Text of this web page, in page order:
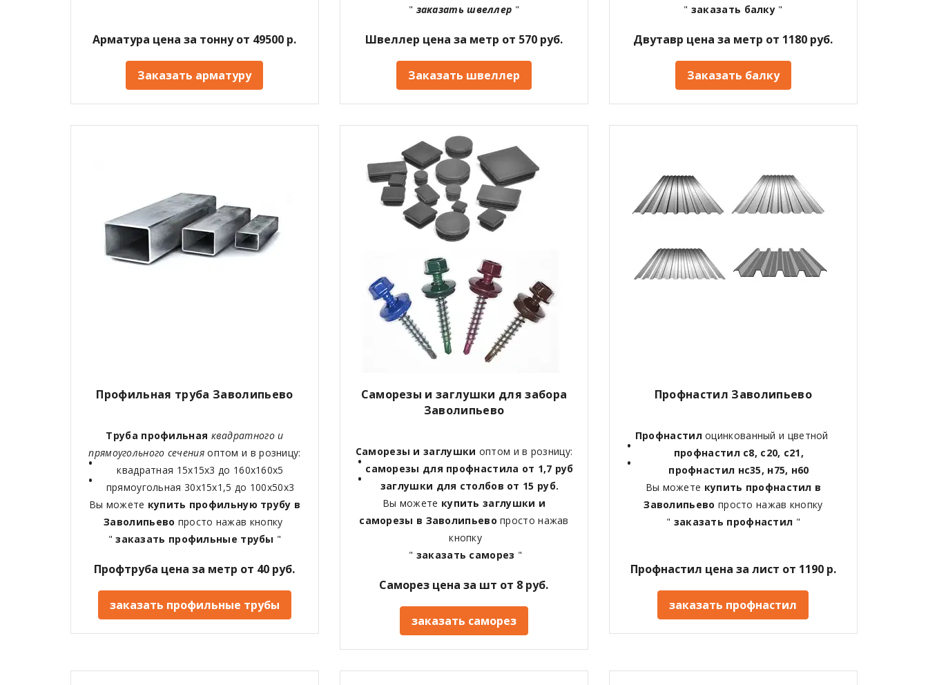
Арматура цена за тонну от 49500 р.
Заказать арматуру
" заказать швеллер "
Швеллер цена за метр от 570 руб.
Заказать швеллер
" заказать балку "
Двутавр цена за метр от 1180 руб.
Заказать балку
Профильная труба Заволипьево
Труба профильная квадратного и
прямоугольного сеченияоптом и в розницу:
квадратная 15х15х3 до 160х160х5
прямоугольная 30х15х1,5 до 100х50х3
Вы можете купить профильную трубу в
Заволипьево просто нажав кнопку
"заказать профильные трубы "
Профтруба цена за метр от 40 руб.
заказать профильные трубы
Саморезы и заглушки для забора
Заволипьево
Саморезы и заглушки оптом и в розницу:
саморезы для профнастила от 1,7 руб
заглушки для столбов от 15 руб.
Вы можете купить заглушки и
саморезы в Заволипьевопросто нажав
кнопку
" заказать саморез "
Саморез цена за шт от 8 руб.
заказать саморез
Профнастил Заволипьево
Профнастилоцинкованный и цветной
профнастил с8, с20, с21,
профнастил нс35, н75, н60
Вы можете купить профнастил в
Заволипьево просто нажав кнопку
" заказать профнастил "
Профнастил цена за лист от 1190 р.
заказать профнастил